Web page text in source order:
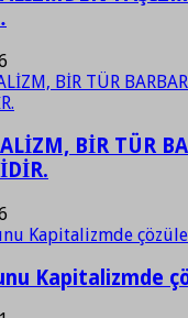
BİR TÜR
Kapitalizmde